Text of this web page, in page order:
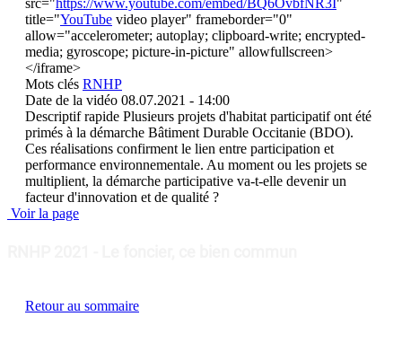
src="https://www.youtube.com/embed/BQ6OvbfNR3I"
title="YouTube video player" frameborder="0"
allow="accelerometer; autoplay; clipboard-write; encrypted-
media; gyroscope; picture-in-picture" allowfullscreen>
</iframe>
Mots clés RNHP
Date de la vidéo 08.07.2021 - 14:00
Descriptif rapide Plusieurs projets d'habitat participatif ont été
primés à la démarche Bâtiment Durable Occitanie (BDO).
Ces réalisations confirment le lien entre participation et
performance environnementale. Au moment ou les projets se
multiplient, la démarche participative va-t-elle devenir un
facteur d'innovation et de qualité ?
Voir la page
Retour au sommaire